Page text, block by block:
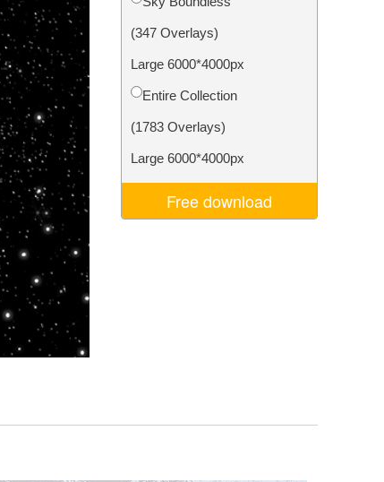
Video Editing Services
(347 Overlays)
Large 6000*4000px
Entire Collection
(1783 Overlays)
Large 6000*4000px
Free download